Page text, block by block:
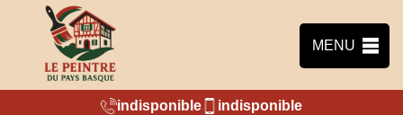
MENU
indisponible
indisponible